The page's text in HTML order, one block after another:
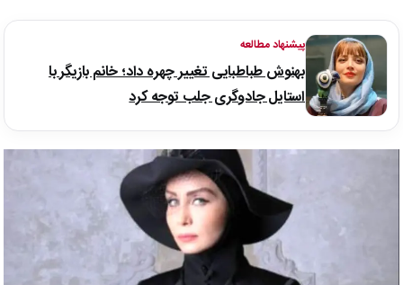
پیشنهاد مطالعه
بهنوش طباطبایی تغییر چهره داد؛ خانم بازیگر با
استایل جادوگری جلب توجه کرد